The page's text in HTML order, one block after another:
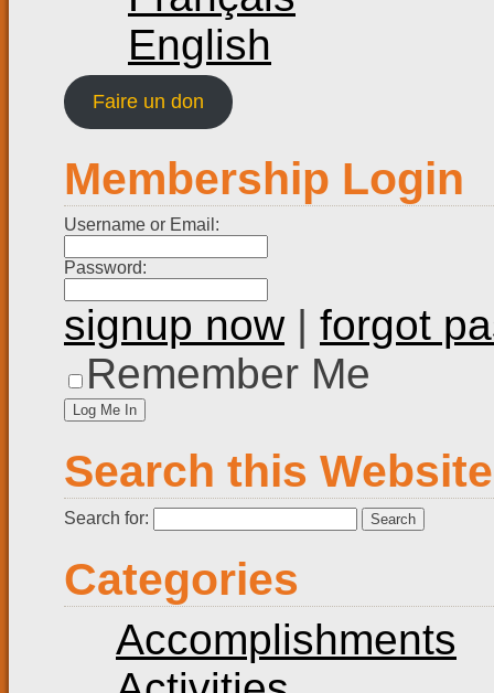
English
Faire un don
Membership Login
Username or Email:
Password:
signup now| forgot
Remember Me
Search this Website
Search for:
Categories
Accomplishments